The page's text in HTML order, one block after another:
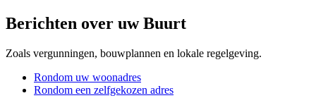
Berichten over uw Buurt
Zoals vergunningen, bouwplannen en lokale regelgeving.
Rondom uw woonadres
Rondom een zelfgekozen adres